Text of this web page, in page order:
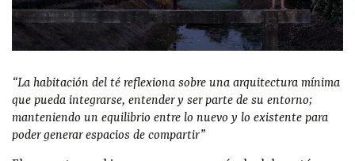
“La habitación del té reflexiona sobre una arquitectura mínima
que pueda integrarse, entender y ser parte de su entorno;
manteniendo un equilibrio entre lo nuevo y lo existente para
poder generar espacios de compartir”